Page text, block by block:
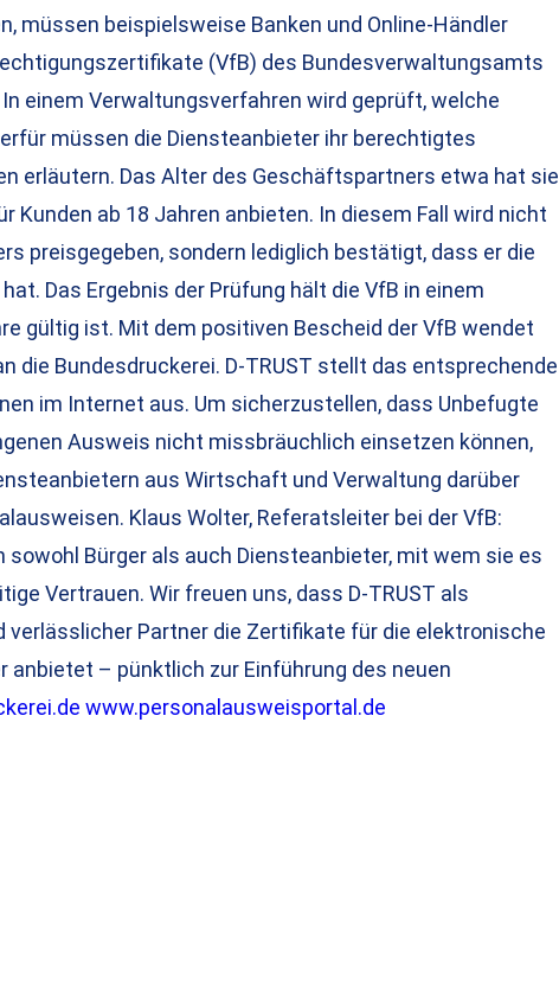
müssen beispielsweise Banken und Online-Händler
(VfB) des Bundesverwaltungsamts
einem Verwaltungsverfahren wird geprüft, welche
müssen die Diensteanbieter ihr berechtigtes
erläutern. Das Alter des Geschäftspartners etwa hat sie
Kunden ab 18 Jahren anbieten. In diesem Fall wird nicht
preisgegeben, sondern lediglich bestätigt, dass er die
Das Ergebnis der Prüfung hält die VfB in einem
gültig ist. Mit dem positiven Bescheid der VfB wendet
die Bundesdruckerei. D-TRUST stellt das entsprechende
im Internet aus. Um sicherzustellen, dass Unbefugte
Ausweis nicht missbräuchlich einsetzen können,
aus Wirtschaft und Verwaltung darüber
Klaus Wolter, Referatsleiter bei der VfB:
sowohl Bürger als auch Diensteanbieter, mit wem sie es
Vertrauen. Wir freuen uns, dass D-TRUST als
Partner die Zertifikate für die elektronische
– pünktlich zur Einführung des neuen
www.personalausweisportal.de